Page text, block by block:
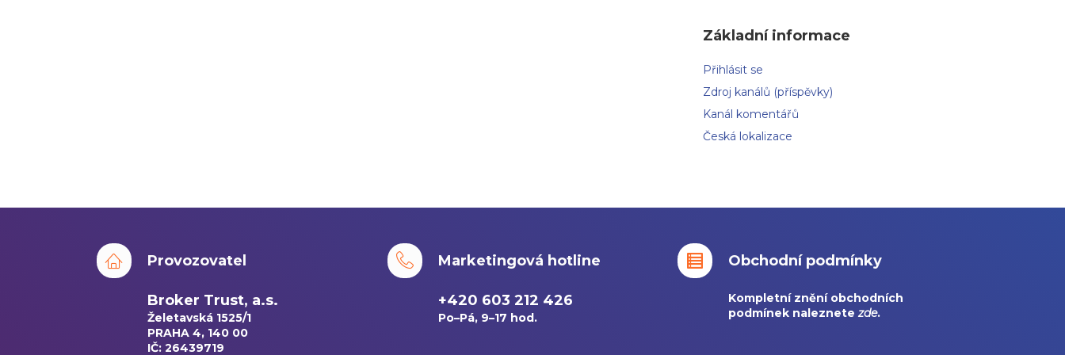
Základní informace
Přihlásit se
Zdroj kanálů (příspěvky)
Kanál komentářů
Česká lokalizace
Provozovatel
Broker Trust, a.s.
Želetavská 1525/1
PRAHA 4, 140 00
IČ: 26439719
Marketingová hotline
+420 603 212 426
Po–Pá, 9–17 hod.
Obchodní podmínky
Kompletní znění obchodních
podmínek naleznetezde.